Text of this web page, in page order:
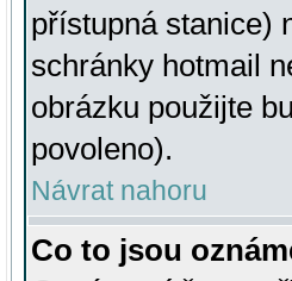
přístupná stanice)
schránky hotmail
obrázku použijte
povoleno).
Návrat nahoru
Co to jsou